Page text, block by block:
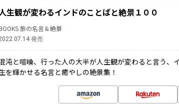
生観が変わるインドのことばと絶景１００
旅の名言＆絶景
発売
沌と喧噪、行った人の大半が人生観が変わると言う、
を輝かせる名言と癒やしの絶景集！